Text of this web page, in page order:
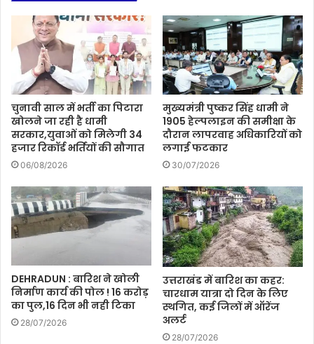
चुनावी साल में भर्ती का पिटारा
खोलने जा रही है धामी
सरकार,युवाओं को मिलेगी 34
हजार रिकॉर्ड भर्तियों की सौगात
06/08/2026
मुख्यमंत्री पुष्कर सिंह धामी ने
1905 हेल्पलाइन की समीक्षा के
दौरान लापरवाह अधिकारियों को
लगाई फटकार
30/07/2026
DEHRADUN : बारिश ने खोली
निर्माण कार्य की पोल ! 16 करोड़
का पुल,16 दिन भी नही टिका
28/07/2026
उत्तराखंड में बारिश का कहर:
चारधाम यात्रा दो दिन के लिए
स्थगित, कई जिलों में ऑरेंज
अलर्ट
28/07/2026